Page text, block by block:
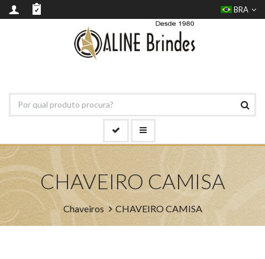
BRA
CHAVEIRO CAMISA
Chaveiros CHAVEIRO CAMISA